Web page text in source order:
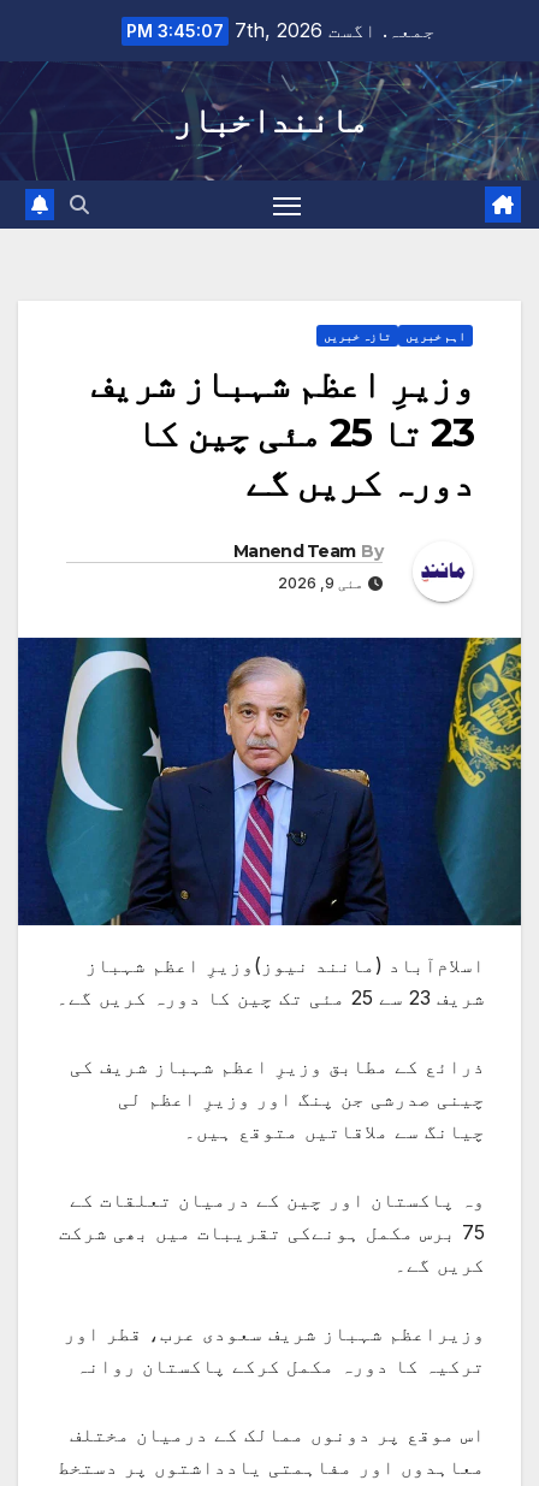
content
جمعہ. اگست 7th, 2026 3:45:08 PM
ماننداخبار
اہم خبریں تازہ خبریں
وزیرِ اعظم شہباز شریف
23 تا 25 مئی چین کا
دورہ کریں گے
By
Manend Team
مئی 9, 2026
اسلام‌آباد (مانند نیوز)وزیرِ اعظم شہباز
شریف 23 سے 25 مئی تک چین کا دورہ کریں گے۔
ذرائع کے مطابق وزیرِ اعظم شہباز شریف کی
چینی صدرشی جن پنگ اور وزیرِ اعظم لی
چیانگ سے ملاقاتیں متوقع ہیں۔
وہ پاکستان اور چین کے درمیان تعلقات کے
75 برس مکمل ہونےکی تقریبات میں بھی شرکت
کریں گے۔
وزیراعظم شہباز شریف سعودی عرب، قطر اور
ترکیہ کا دورہ مکمل کرکے پاکستان روانہ
اس موقع پر دونوں ممالک کے درمیان مختلف
معاہدوں اور مفاہمتی یادداشتوں پر دستخط